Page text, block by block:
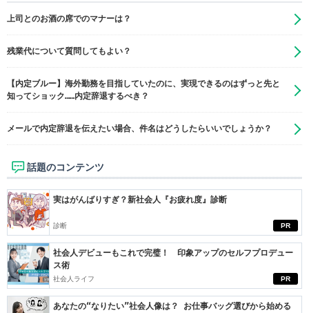
上司とのお酒の席でのマナーは？
残業代について質問してもよい？
【内定ブルー】海外勤務を目指していたのに、実現できるのはずっと先と
知ってショック……内定辞退するべき？
メールで内定辞退を伝えたい場合、件名はどうしたらいいでしょうか？
話題のコンテンツ
PR
実はがんばりすぎ？新社会人『お疲れ度』診断
診断
PR
社会人デビューもこれで完璧！ 印象アップのセルフプロデュー
ス術
社会人ライフ
あなたの“なりたい”社会人像は？ お仕事バッグ選びから始める